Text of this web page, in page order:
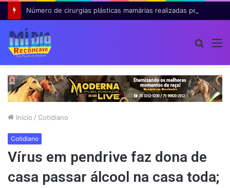
Início / Cotidiano
Cotidiano
Vírus em pendrive faz dona de
casa passar álcool na casa toda;